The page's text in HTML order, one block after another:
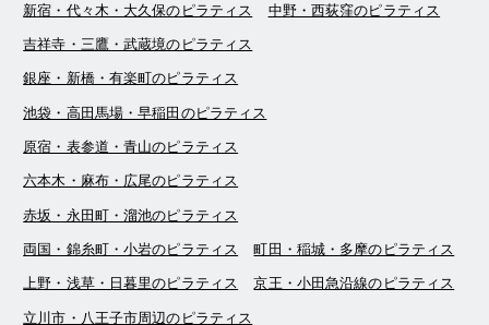
新宿・代々木・大久保のピラティス 中野・西荻窪のピラティス
吉祥寺・三鷹・武蔵境のピラティス
銀座・新橋・有楽町のピラティス
池袋・高田馬場・早稲田のピラティス
原宿・表参道・青山のピラティス
六本木・麻布・広尾のピラティス
赤坂・永田町・溜池のピラティス
両国・錦糸町・小岩のピラティス 町田・稲城・多摩のピラティス
上野・浅草・日暮里のピラティス 京王・小田急沿線のピラティス
立川市・八王子市周辺のピラティス